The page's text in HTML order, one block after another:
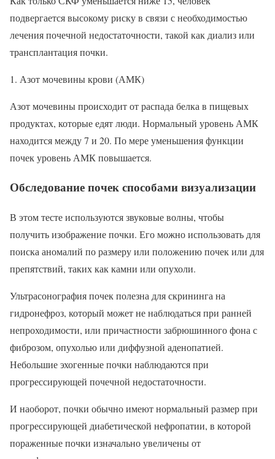
подвергается высокому риску в связи с необходимостью
лечения почечной недостаточности, такой как диализ или
трансплантация почки.
Азот мочевины крови (АМК)
Азот мочевины происходит от распада белка в пищевых
продуктах, которые едят люди. Нормальный уровень АМК
находится между 7 и 20. По мере уменьшения функции
почек уровень АМК повышается.
Обследование почек способами визуализации
В этом тесте используются звуковые волны, чтобы
получить изображение почки. Его можно использовать для
поиска аномалий по размеру или положению почек или для
препятствий, таких как камни или опухоли.
Ультрасонография почек полезна для скрининга на
гидронефроз, который может не наблюдаться при ранней
непроходимости, или причастности забрюшинного фона с
фиброзом, опухолью или диффузной аденопатией.
Небольшие эхогенные почки наблюдаются при
прогрессирующей почечной недостаточности.
И наоборот, почки обычно имеют нормальный размер при
прогрессирующей диабетической нефропатии, в которой
пораженные почки изначально увеличены от